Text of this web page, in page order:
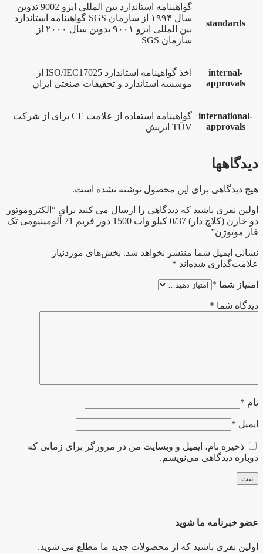
standards
گواهینامه استاندارد بین المللی ایزو 9002 تدوین
سال ۱۹۹۴ از سازمان SGS گواهینامه استاندارد
بین المللی ایزو ۹۰۰۱ تدوین سال ۲۰۰۰ از
سازمان SGS
internal-
approvals
اخذ گواهینامه استاندارد ISO/IEC17025 از
موسسه استاندارد و تحقیقات صنعتی ایران
international-
approvals
گواهینامه استفاده از علامت CE برای از شرکت
TÜV اتریش
دیدگاهها
هیچ دیدگاهی برای این محصول نوشته نشده است.
اولین نفری باشید که دیدگاهی را ارسال می کنید برای “الکتروموتور
دو خازن (کلاچ دار) 0/37 کیلو وات 1500 دور فریم 71 آلومینیومی تک
فاز موتوژن”
نشانی ایمیل شما منتشر نخواهد شد. بخش‌های موردنیاز
علامت‌گذاری شده‌اند *
امتیاز شما *
دیدگاه شما *
نام *
ایمیل *
ذخیره نام، ایمیل و وبسایت من در مرورگر برای زمانی که
دوباره دیدگاهی می‌نویسم.
عضو خبرنامه ما شوید
اولین نفری باشید که از محصولات جدید ما مطلع می شوید.